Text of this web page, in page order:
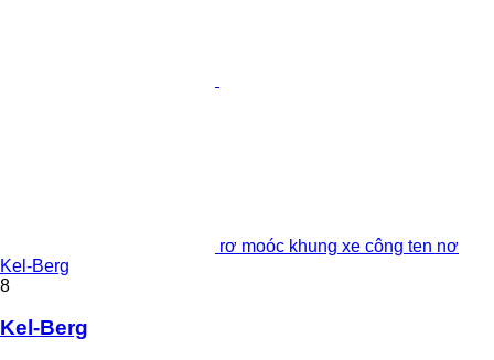
rơ moóc khung xe công ten nơ
Kel-Berg
8
Kel-Berg